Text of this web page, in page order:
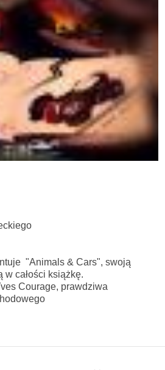
"Animals & Cars", swoją
w całości książkę.
Courage, prawdziwa